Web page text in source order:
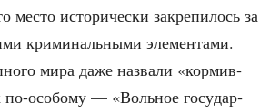
место исто­ри­че­ски закре­пи­лось за
кри­ми­наль­ны­ми эле­мен­та­ми.
мира даже назва­ли «кор­мив­
осо­бо­му — «Воль­ное госу­дар­